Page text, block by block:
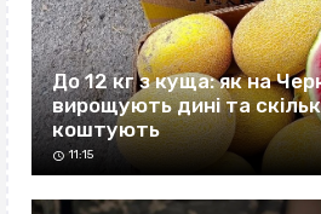
До 12 кг з куща: як на
вирощують дині та
коштують
11:15